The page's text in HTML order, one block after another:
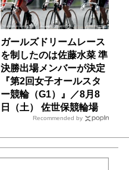
ガールズドリームレース
を制したのは佐藤水菜 準
決勝出場メンバーが決定
『第2回女子オールスタ
ー競輪（G1）』／8月8
日（土） 佐世保競輪場
Recommended by